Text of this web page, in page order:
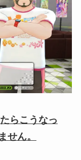
らこうなっ
せん。